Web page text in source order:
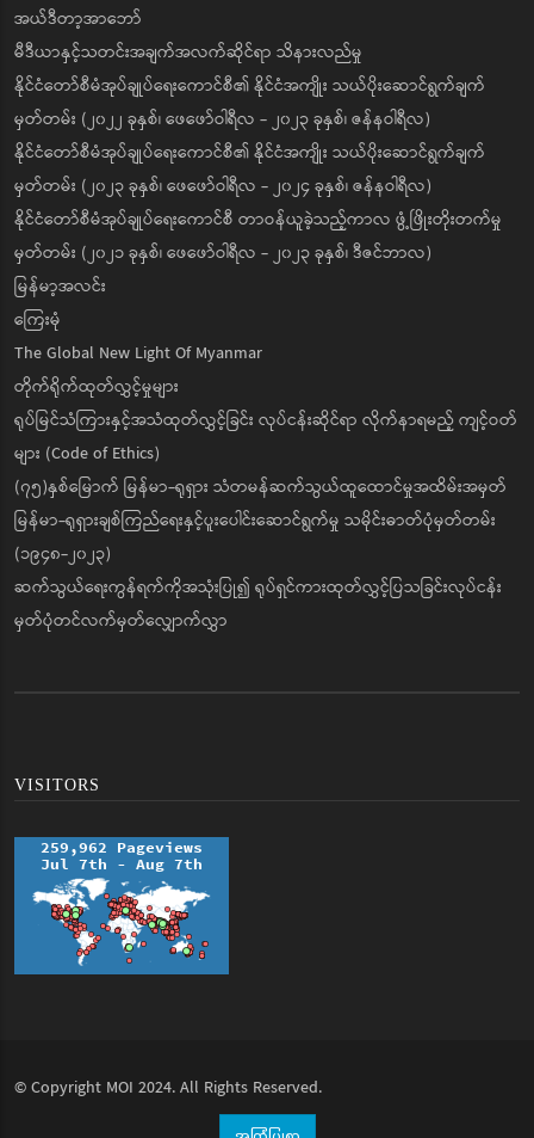
အယ်ဒီတာ့အာဘော်
မီဒီယာနှင့်သတင်းအချက်အလက်ဆိုင်ရာ သိနားလည်မှု
နိုင်ငံတော်စီမံအုပ်ချုပ်ရေးကောင်စီ၏ နိုင်ငံအကျိုး သယ်ပိုးဆောင်ရွက်ချက်
မှတ်တမ်း (၂၀၂၂ ခုနှစ်၊ ဖေဖော်ဝါရီလ - ၂၀၂၃ ခုနှစ်၊ ဇန်နဝါရီလ)
နိုင်ငံတော်စီမံအုပ်ချုပ်ရေးကောင်စီ၏ နိုင်ငံအကျိုး သယ်ပိုးဆောင်ရွက်ချက်
မှတ်တမ်း (၂၀၂၃ ခုနှစ်၊ ဖေဖော်ဝါရီလ - ၂၀၂၄ ခုနှစ်၊ ဇန်နဝါရီလ)
နိုင်ငံတော်စီမံအုပ်ချုပ်ရေးကောင်စီ တာဝန်ယူခဲ့သည့်ကာလ ဖွံ့ဖြိုးတိုးတက်မှု
မှတ်တမ်း (၂၀၂၁ ခုနှစ်၊ ဖေဖော်ဝါရီလ - ၂၀၂၃ ခုနှစ်၊ ဒီဇင်ဘာလ)
မြန်မာ့အလင်း
ကြေးမုံ
The Global New Light Of Myanmar
တိုက်ရိုက်ထုတ်လွှင့်မှုများ
ရုပ်မြင်သံကြားနှင့်အသံထုတ်လွှင့်ခြင်း လုပ်ငန်းဆိုင်ရာ လိုက်နာရမည့် ကျင့်ဝတ်
များ (Code of Ethics)
(၇၅)နှစ်မြောက် မြန်မာ-ရုရှား သံတမန်ဆက်သွယ်ထူထောင်မှုအထိမ်းအမှတ်
မြန်မာ-ရုရှားချစ်ကြည်ရေးနှင့်ပူးပေါင်းဆောင်ရွက်မှု သမိုင်းဓာတ်ပုံမှတ်တမ်း
(၁၉၄၈-၂၀၂၃)
ဆက်သွယ်ရေးကွန်ရက်ကိုအသုံးပြု၍ ရုပ်ရှင်ကားထုတ်လွှင့်ပြသခြင်းလုပ်ငန်း
မှတ်ပုံတင်လက်မှတ်လျှောက်လွှာ
VISITORS
© Copyright MOI 2024. All Rights Reserved.